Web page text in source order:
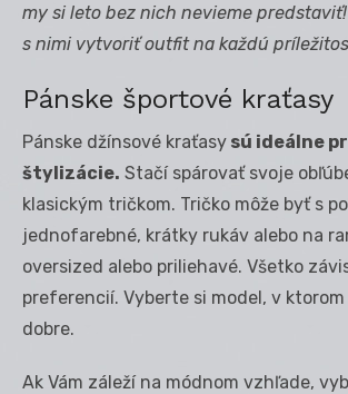
my si leto bez nich nevieme predstaviť
s nimi vytvoriť outfit na každú prílež
Pánske športové kraťasy
Pánske džínsové kraťasy sú ideálne
štylizácie. Stačí spárovať svoje
klasickým tričkom. Tričko môže byť s
jednofarebné, krátky rukáv alebo na
oversized alebo priliehavé. Všetko
preferencií. Vyberte si model, v
dobre.
Ak Vám záleží na módnom vzhľade,